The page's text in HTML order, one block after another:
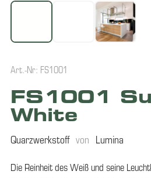
Art.-Nr: FS1001
FS1001
White
Quarzwerkstoff von Lumina
Die Reinheit des Weiß und seine